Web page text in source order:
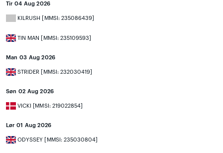
Tir 04 Aug 2026
KILRUSH [MMSI: 235086439]
TIN MAN [MMSI: 235109593]
Man 03 Aug 2026
STRIDER [MMSI: 232030419]
Søn 02 Aug 2026
VICKI [MMSI: 219022854]
Lør 01 Aug 2026
ODYSSEY [MMSI: 235030804]